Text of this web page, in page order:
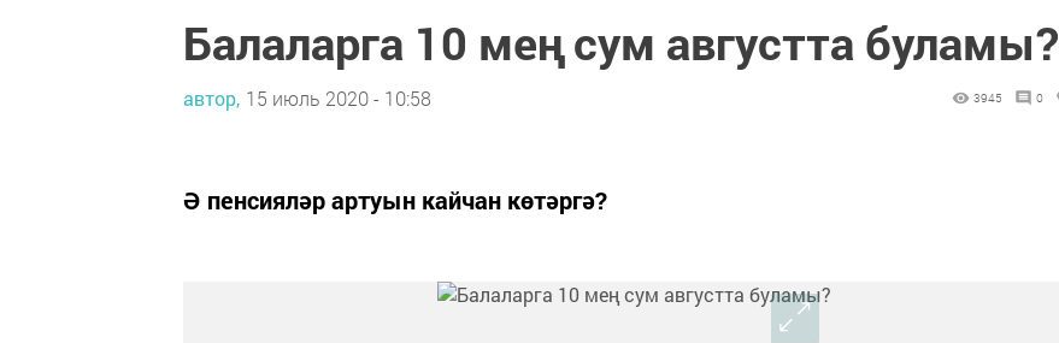
Балаларга 10 мең сум августта буламы?
автор, 15 июль 2020 - 10:58 3945 0
Ә пенсияләр артуын кайчан көтәргә?